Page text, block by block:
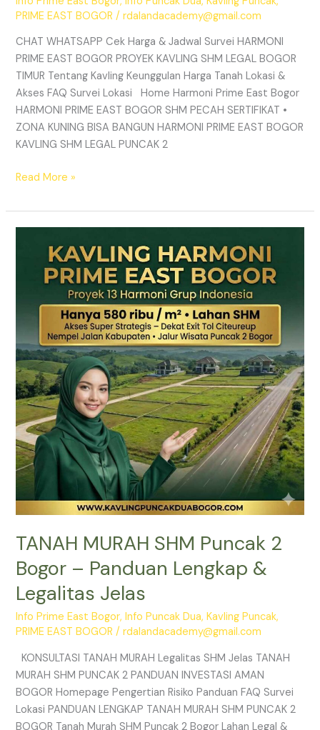
PRIME EAST BOGOR /rdalandacademy@gmail.com
CHAT WHATSAPP Cek Harga & Jadwal Survei HARMONI
PRIME EAST BOGOR PROYEK KAVLING SHM LEGAL BOGOR
TIMUR Tentang Kavling Keunggulan Harga Tanah Lokasi &
Akses FAQ Survei Lokasi Home Harmoni Prime East Bogor
HARMONI PRIME EAST BOGOR SHM PECAH SERTIFIKAT •
ZONA KUNING BISA BANGUN HARMONI PRIME EAST BOGOR
KAVLING SHM LEGAL PUNCAK 2
Read More »
TANAH MURAH SHM Puncak 2
Bogor – Panduan Lengkap &
Legalitas Jelas
Info Prime East Bogor,Info Puncak Dua,Kavling Puncak,
PRIME EAST BOGOR /rdalandacademy@gmail.com
KONSULTASI TANAH MURAH Legalitas SHM Jelas TANAH
MURAH SHM PUNCAK 2 PANDUAN INVESTASI AMAN
BOGOR Homepage Pengertian Risiko Panduan FAQ Survei
Lokasi PANDUAN LENGKAP TANAH MURAH SHM PUNCAK 2
BOGOR Tanah Murah SHM Puncak 2 Bogor Lahan Legal &
MURAH
Puncak
Panduan
Lengkap
&
Legalitas
Jelas